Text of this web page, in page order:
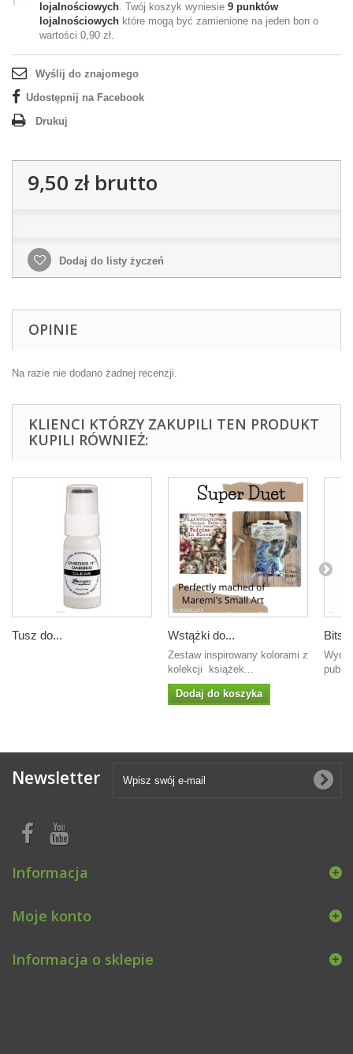
lojalnościowych. Twój koszyk wyniesie 9 punktów
lojalnościowych które mogą być zamienione na jeden bon o
wartości 0,90 zł.
Wyślij do znajomego
Udostępnij na Facebook
Drukuj
9,50 złbrutto
Dodaj do listy życzeń
OPINIE
Na razie nie dodano żadnej recenzji.
KLIENCI KTÓRZY ZAKUPILI TEN PRODUKT
KUPILI RÓWNIEŻ:
Tusz do... Wstążki do...
Zestaw inspirowany kolorami z
kolekcji książek...
Dodaj do koszyka
Bits
Wydawca ‏ :
Newsletter
Informacja
Moje konto
Informacja o sklepie